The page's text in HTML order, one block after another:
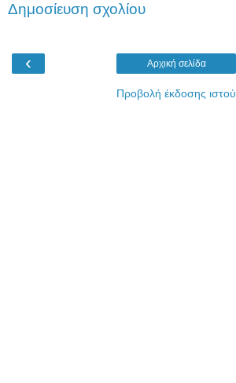
Δημοσίευση σχολίου
‹ Αρχική σελίδα
Προβολή έκδοσης ιστού